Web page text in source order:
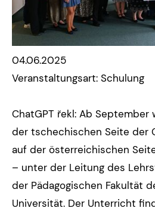
04.06.2025
Veranstaltungsart: Schulung
ChatGPT řekl: Ab September
der tschechischen Seite der
auf der österreichischen
– unter der Leitung des
der Pädagogischen Fakultät
Universität. Der Unterricht